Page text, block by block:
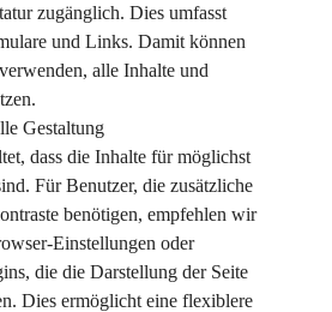
zugänglich. Dies umfasst
und Links. Damit können
alle Inhalte und
Gestaltung
dass die Inhalte für möglichst
Für Benutzer, die zusätzliche
benötigen, empfehlen wir
Einstellungen oder
die die Darstellung der Seite
Dies ermöglicht eine flexiblere